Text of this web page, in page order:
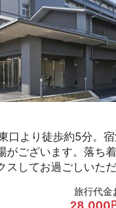
口より徒歩約5分。
がございます。落ち
スしてお過ごしいただ
旅行代金
28,000